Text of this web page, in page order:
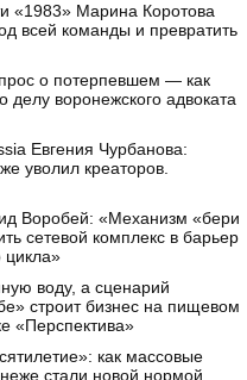
«1983» Марина Коротова
всей команды и превратить
о потерпевшем — как
воронежского адвоката
Евгения Чурбанова:
уволил креаторов.
Воробей: «Механизм «бери
сетевой комплекс в барьер
цикла»
воду, а сценарий
строит бизнес на пищевом
«Перспектива»
как массовые
стали новой нормой